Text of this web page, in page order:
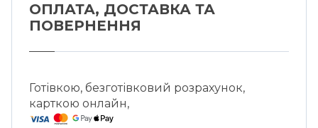
ОПЛАТА, ДОСТАВКА ТА
ПОВЕРНЕННЯ
Готівкою, безготівковий розрахунок,
карткою онлайн,